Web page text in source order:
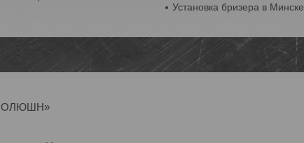
Установка бризера в Минске
СОЛЮШН»